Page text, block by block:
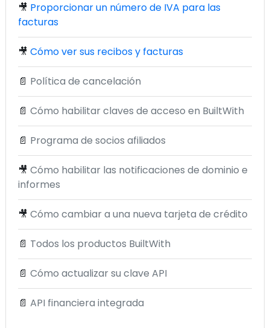
🎥 Proporcionar un número de IVA para las
facturas
🎥 Cómo ver sus recibos y facturas
📄 Política de cancelación
📄 Cómo habilitar claves de acceso en BuiltWith
📄 Programa de socios afiliados
🎥 Cómo habilitar las notificaciones de dominio e
informes
🎥 Cómo cambiar a una nueva tarjeta de crédito
📄 Todos los productos BuiltWith
📄 Cómo actualizar su clave API
📄 API financiera integrada